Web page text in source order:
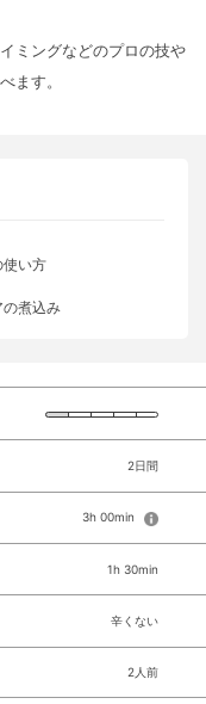
ミングなどのプロの技や
ます。
使い方
の煮込み
2日間
3h 00min
1h 30min
辛くない
2人前